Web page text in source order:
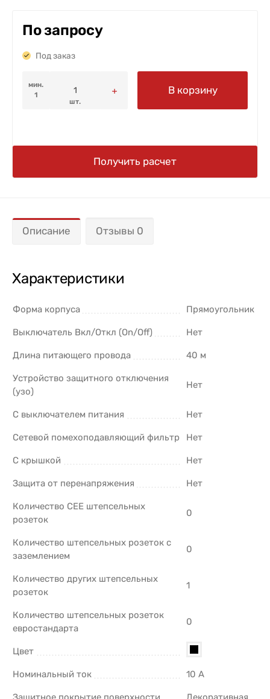
По запросу
Под заказ
мин.
1
шт.
В корзину
Получить расчет
Описание Отзывы 0
Характеристики
Форма корпуса Прямоугольник
Выключатель Вкл/Откл (On/Off) Нет
Длина питающего провода 40 м
Устройство защитного отключения
(узо)
Нет
С выключателем питания Нет
Сетевой помехоподавляющий фильтр Нет
С крышкой Нет
Защита от перенапряжения Нет
Количество CEE штепсельных
розеток
0
Количество штепсельных розеток с
заземлением
0
Количество других штепсельных
розеток
1
Количество штепсельных розеток
евростандарта
0
Цвет
Номинальный ток 10 А